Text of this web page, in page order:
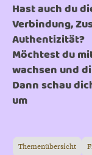
Hast auch du
Verbindung,
Authentizität?
Möchtest du
wachsen und
Dann schau
um
Themenübersicht